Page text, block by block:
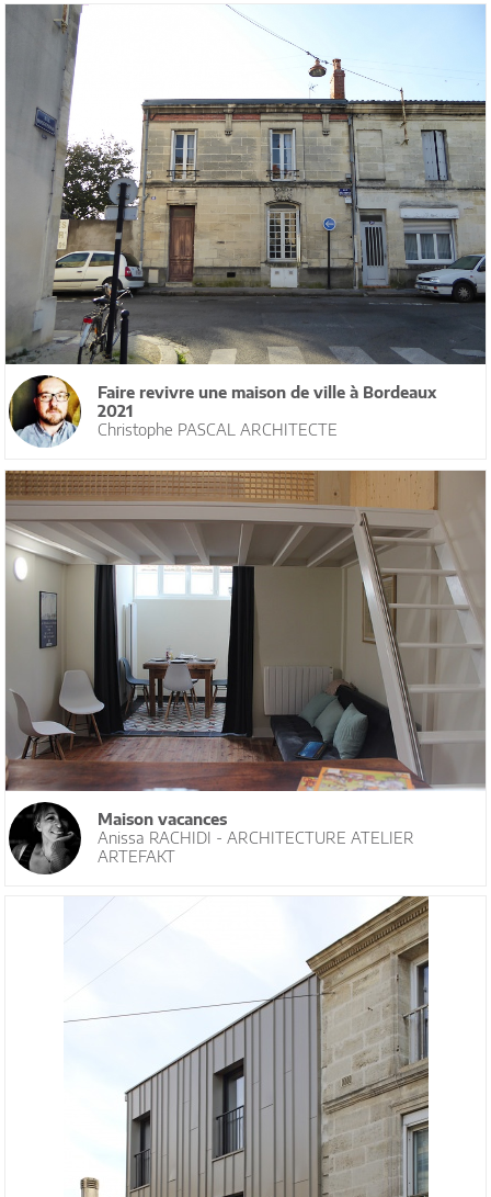
Faire revivre une maison de ville à Bordeaux
2021
Christophe PASCAL ARCHITECTE
Maison vacances
Anissa RACHIDI - ARCHITECTURE ATELIER
ARTEFAKT